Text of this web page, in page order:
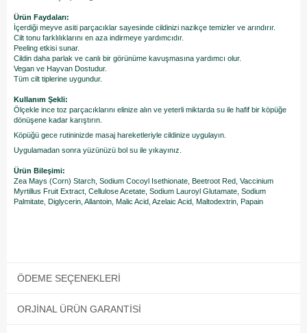
Ürün Faydaları:
İçerdiği meyve asiti parçacıklar sayesinde cildinizi nazikçe temizler ve arındırır.
Cilt tonu farklılıklarını en aza indirmeye yardımcıdır.
Peeling etkisi sunar.
Cildin daha parlak ve canlı bir görünüme kavuşmasına yardımcı olur.
Vegan ve Hayvan Dostudur.
Tüm cilt tiplerine uygundur.
Kullanım Şekli:
Ölçekle ince toz parçacıklarını elinize alın ve yeterli miktarda su ile hafif bir köpüğe
dönüşene kadar karıştırın.
Köpüğü gece rutininizde masaj hareketleriyle cildinize uygulayın.
Uygulamadan sonra yüzünüzü bol su ile yıkayınız.
Ürün Bileşimi:
Zea Mays (Corn) Starch, Sodium Cocoyl Isethionate, Beetroot Red, Vaccinium
Myrtillus Fruit Extract, Cellulose Acetate, Sodium Lauroyl Glutamate, Sodium
Palmitate, Diglycerin, Allantoin, Malic Acid, Azelaic Acid, Maltodextrin, Papain
ÖDEME SEÇENEKLERI
ORJINAL ÜRÜN GARANTISI